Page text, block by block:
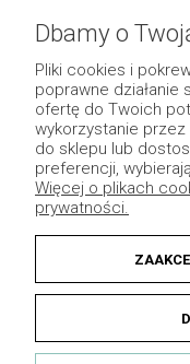
Dbamy o
Pliki cookies i
poprawne działanie
ofertę do Twoich
wykorzystanie
do sklepu lub
preferencji,
Więcej o plikach
prywatności.